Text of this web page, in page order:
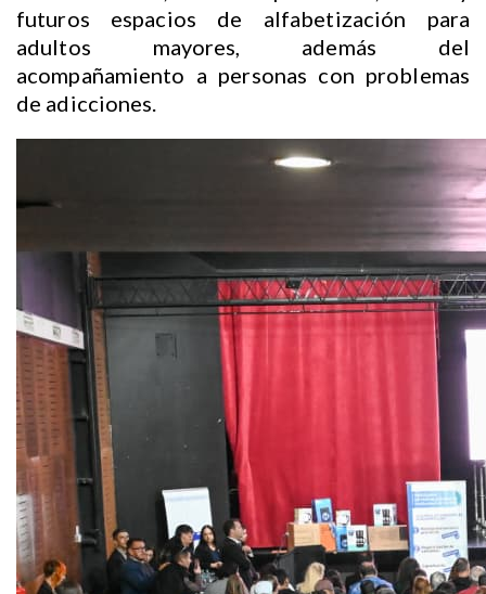
futuros espacios de alfabetización para
adultos mayores, además del
acompañamiento a personas con problemas
de adicciones.